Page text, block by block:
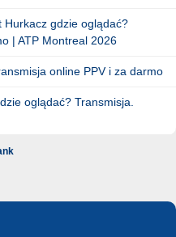
Hurkacz gdzie oglądać?
| ATP Montreal 2026
online PPV i za darmo
oglądać? Transmisja.